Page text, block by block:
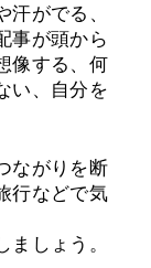
がでる、
事が頭から
像する、何
い、自分を
ながりを断
行などで気
ましょう。